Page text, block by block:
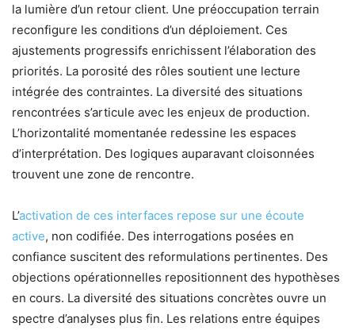
la lumière d’un retour client. Une préoccupation terrain
reconfigure les conditions d’un déploiement. Ces
ajustements progressifs enrichissent l’élaboration des
priorités. La porosité des rôles soutient une lecture
intégrée des contraintes. La diversité des situations
rencontrées s’articule avec les enjeux de production.
L’horizontalité momentanée redessine les espaces
d’interprétation. Des logiques auparavant cloisonnées
trouvent une zone de rencontre.
L’activation de ces interfaces repose sur une écoute
active, non codifiée. Des interrogations posées en
confiance suscitent des reformulations pertinentes. Des
objections opérationnelles repositionnent des hypothèses
en cours. La diversité des situations concrètes ouvre un
spectre d’analyses plus fin. Les relations entre équipes